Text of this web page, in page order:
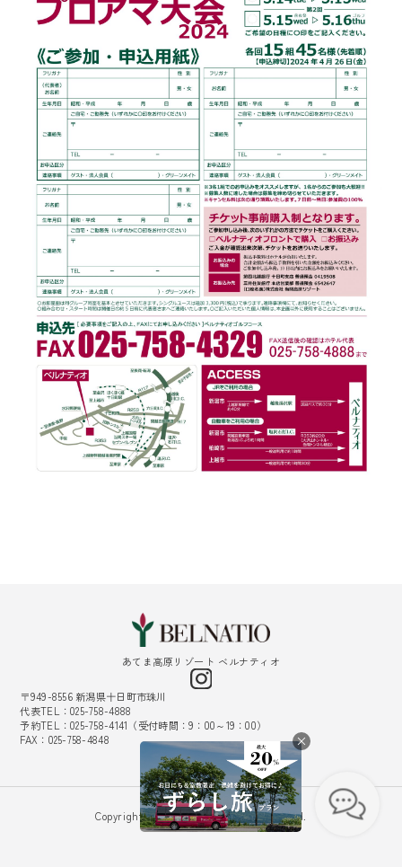
あてま高原リゾート ベルナティオ
〒949-8556 新潟県十日町市珠川
代表TEL：025-758-4888
予約TEL：025-758-4141（受付時間：9：00～19：00）
FAX：025-758-4848
採用情報
Copyright © Belnatio. All Rights Reserved.